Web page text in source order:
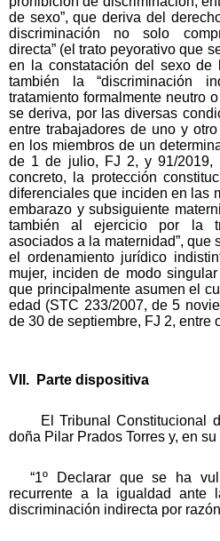
de sexo”, que deriva del
discriminación no solo
directa” (el trato peyorativo que
en la constatación del sexo de
también la “discriminación
tratamiento formalmente neutro
se deriva, por las diversas
entre trabajadores de uno y
en los miembros de un
de 1 de julio, FJ 2, y 91/
concreto, la protección
diferenciales que inciden en las
embarazo y subsiguiente
también al ejercicio por la
asociados a la maternidad”, que
el ordenamiento jurídico
mujer, inciden de modo
que principalmente asumen el
edad (STC 233/2007, de 5
de 30 de septiembre, FJ 2, entre
VII. Parte dispositiva
El Tribunal Constitucional
doña Pilar Prados Torres y, en su
“1º Declarar que se ha
recurrente a la igualdad ante
discriminación indirecta por